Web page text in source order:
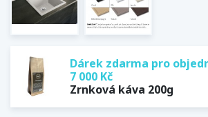
Dárek zdarma pro
7 000 Kč
Zrnková káva 200g